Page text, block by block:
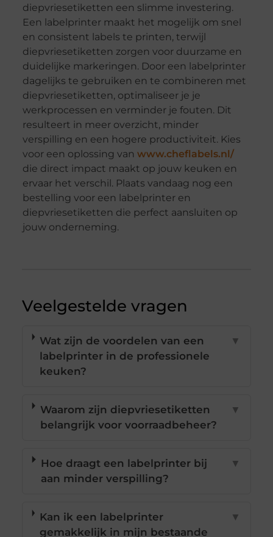
diepvriesetiketten een slimme investering.
Een labelprinter maakt het mogelijk om snel
en consistent labels te printen, terwijl
diepvriesetiketten zorgen voor duurzame en
duidelijke markeringen. Door een labelprinter
dagelijks te gebruiken en te combineren met
diepvriesetiketten, optimaliseer je je
werkprocessen en verminder je fouten. Dit
resulteert in meer overzicht, minder
verspilling en een hogere productiviteit. Kies
voor een oplossing van www.cheflabels.nl/
die direct impact maakt op jouw keuken en
ervaar het verschil. Plaats vandaag nog een
bestelling voor een labelprinter en
diepvriesetiketten die perfect aansluiten op
jouw onderneming.
Veelgestelde vragen
Wat zijn de voordelen van een
labelprinter in de professionele
keuken?
▼
Waarom zijn diepvriesetiketten
belangrijk voor voorraadbeheer?
▼
Hoe draagt een labelprinter bij
aan minder verspilling?
▼
Kan ik een labelprinter
gemakkelijk in mijn bestaande
▼